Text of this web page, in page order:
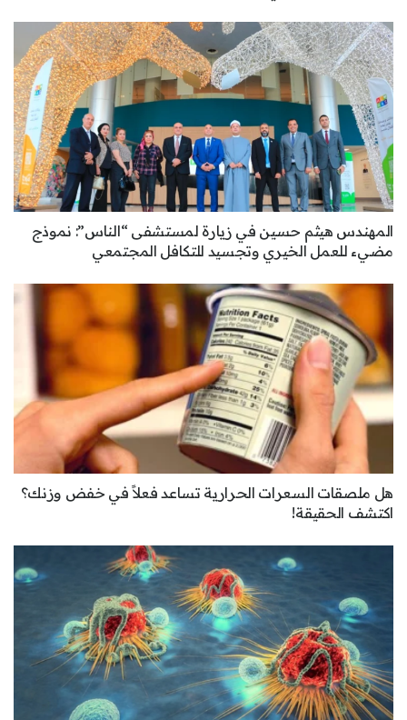
المهندس هيثم حسين في زيارة لمستشفى “الناس”: نموذج
مضيء للعمل الخيري وتجسيد للتكافل المجتمعي
هل ملصقات السعرات الحرارية تساعد فعلاً في خفض وزنك؟
اكتشف الحقيقة!